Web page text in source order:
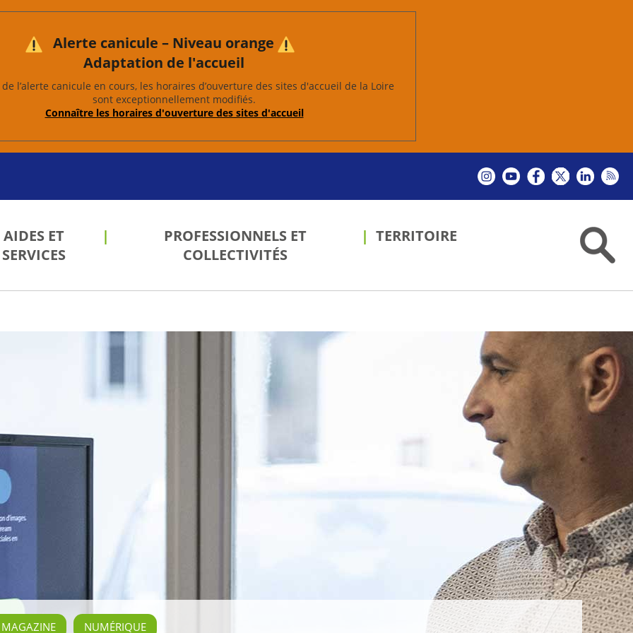
Alerte canicule – Niveau orange
Adaptation de l'accueil
l’alerte canicule en cours, les horaires d’ouverture des sites d'accueil de la Loire
sont exceptionnellement modifiés.
Connaître les horaires d'ouverture des sites d'accueil
AIDES ET
SERVICES
PROFESSIONNELS ET
COLLECTIVITÉS
TERRITOIRE
NUMÉRIQUE